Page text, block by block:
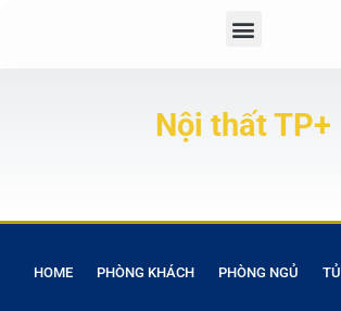
Nội thất TP+
HOME PHÒNG KHÁCH PHÒNG NGỦ